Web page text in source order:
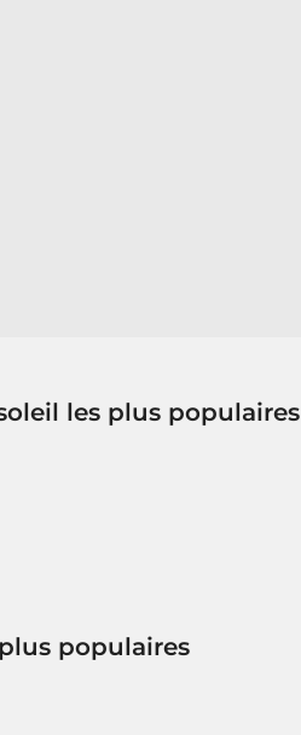
les plus populaires
populaires